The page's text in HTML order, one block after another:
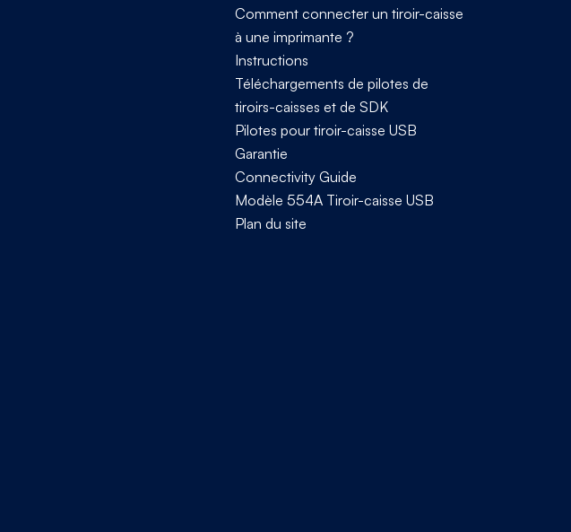
Comment connecter un tiroir-caisse
à une imprimante ?
Instructions
Téléchargements de pilotes de
tiroirs-caisses et de SDK
Pilotes pour tiroir-caisse USB
Garantie
Connectivity Guide
Modèle 554A Tiroir-caisse USB
Plan du site